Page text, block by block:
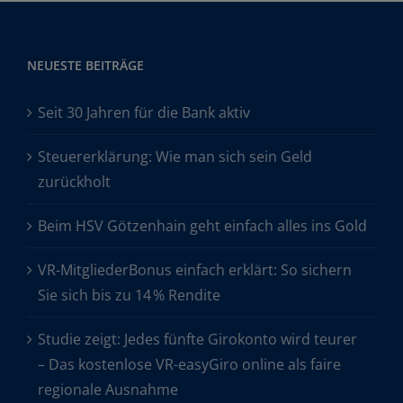
NEUESTE BEITRÄGE
Seit 30 Jahren für die Bank aktiv
Steuererklärung: Wie man sich sein Geld
zurückholt
Beim HSV Götzenhain geht einfach alles ins Gold
VR-MitgliederBonus einfach erklärt: So sichern
Sie sich bis zu 14 % Rendite
Studie zeigt: Jedes fünfte Girokonto wird teurer
– Das kostenlose VR-easyGiro online als faire
regionale Ausnahme